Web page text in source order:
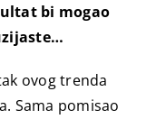
bi mogao
ovog trenda
Sama pomisao